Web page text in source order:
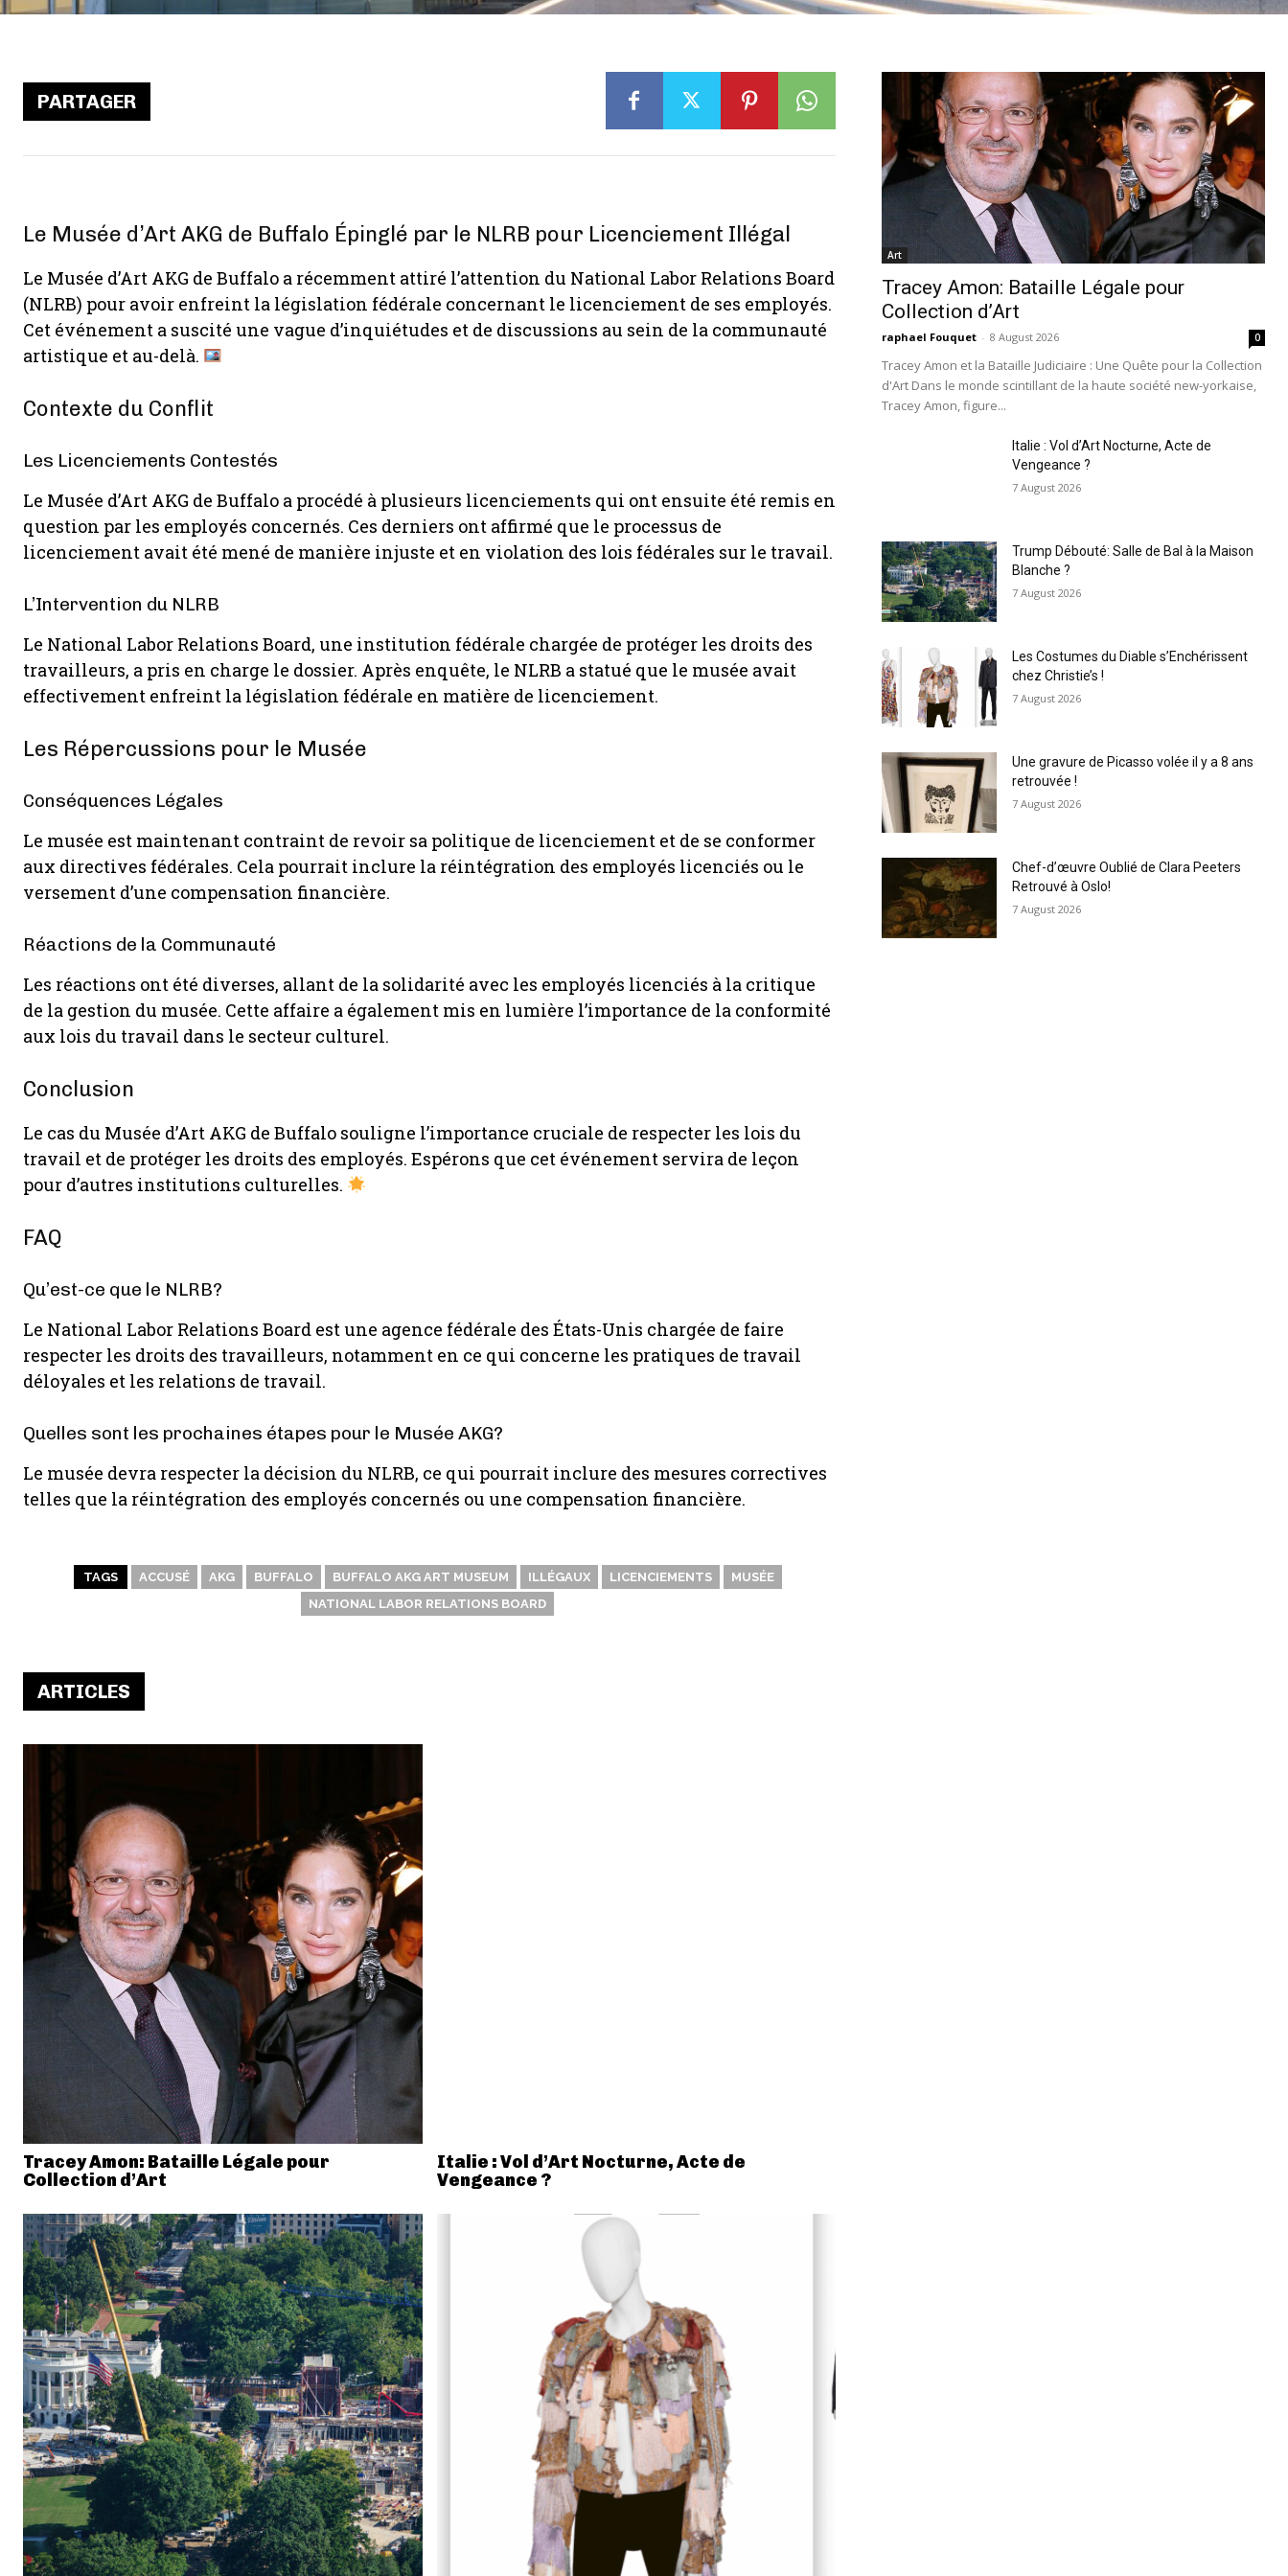
PARTAGER
Le Musée d’Art AKG de Buffalo Épinglé par le NLRB pour Licenciement Illégal
Le Musée d’Art AKG de Buffalo a récemment attiré l’attention du National Labor Relations Board
(NLRB) pour avoir enfreint la législation fédérale concernant le licenciement de ses employés.
Cet événement a suscité une vague d’inquiétudes et de discussions au sein de la communauté
artistique et au-delà.
Contexte du Conflit
Les Licenciements Contestés
Le Musée d’Art AKG de Buffalo a procédé à plusieurs licenciements qui ont ensuite été remis en
question par les employés concernés. Ces derniers ont affirmé que le processus de
licenciement avait été mené de manière injuste et en violation des lois fédérales sur le travail.
L’Intervention du NLRB
Le National Labor Relations Board, une institution fédérale chargée de protéger les droits des
travailleurs, a pris en charge le dossier. Après enquête, le NLRB a statué que le musée avait
effectivement enfreint la législation fédérale en matière de licenciement.
Les Répercussions pour le Musée
Conséquences Légales
Le musée est maintenant contraint de revoir sa politique de licenciement et de se conformer
aux directives fédérales. Cela pourrait inclure la réintégration des employés licenciés ou le
versement d’une compensation financière.
Réactions de la Communauté
Les réactions ont été diverses, allant de la solidarité avec les employés licenciés à la critique
de la gestion du musée. Cette affaire a également mis en lumière l’importance de la conformité
aux lois du travail dans le secteur culturel.
Conclusion
Le cas du Musée d’Art AKG de Buffalo souligne l’importance cruciale de respecter les lois du
travail et de protéger les droits des employés. Espérons que cet événement servira de leçon
pour d’autres institutions culturelles.
FAQ
Qu’est-ce que le NLRB?
Le National Labor Relations Board est une agence fédérale des États-Unis chargée de faire
respecter les droits des travailleurs, notamment en ce qui concerne les pratiques de travail
déloyales et les relations de travail.
Quelles sont les prochaines étapes pour le Musée AKG?
Le musée devra respecter la décision du NLRB, ce qui pourrait inclure des mesures correctives
telles que la réintégration des employés concernés ou une compensation financière.
TAGS ACCUSÉ AKG BUFFALO BUFFALO AKG ART MUSEUM ILLÉGAUX LICENCIEMENTS
MUSÉE
NATIONAL LABOR RELATIONS BOARD
ARTICLES
Tracey Amon: Bataille Légale pour
Collection d’Art
Italie : Vol d’Art Nocturne, Acte de
Vengeance ?
Art
Tracey Amon: Bataille Légale pour
Collection d’Art
raphael Fouquet - 8 August 2026 0
Tracey Amon et la Bataille Judiciaire : Une Quête pour la Collection
d'Art Dans le monde scintillant de la haute société new-yorkaise,
Tracey Amon, figure...
Italie : Vol d’Art Nocturne, Acte de
Vengeance ?
7 August 2026
Trump Débouté: Salle de Bal à la Maison
Blanche ?
7 August 2026
Les Costumes du Diable s’Enchérissent
chez Christie’s !
7 August 2026
Une gravure de Picasso volée il y a 8 ans
retrouvée !
7 August 2026
Chef-d’œuvre Oublié de Clara Peeters
Retrouvé à Oslo!
7 August 2026